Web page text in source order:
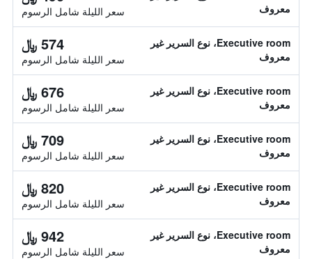
معروف
سعر الليلة شامل الرسوم
Executive room، نوع السرير غير
معروف
574 ﷼
سعر الليلة شامل الرسوم
Executive room، نوع السرير غير
معروف
676 ﷼
سعر الليلة شامل الرسوم
Executive room، نوع السرير غير
معروف
709 ﷼
سعر الليلة شامل الرسوم
Executive room، نوع السرير غير
معروف
820 ﷼
سعر الليلة شامل الرسوم
Executive room، نوع السرير غير
معروف
942 ﷼
سعر الليلة شامل الرسوم